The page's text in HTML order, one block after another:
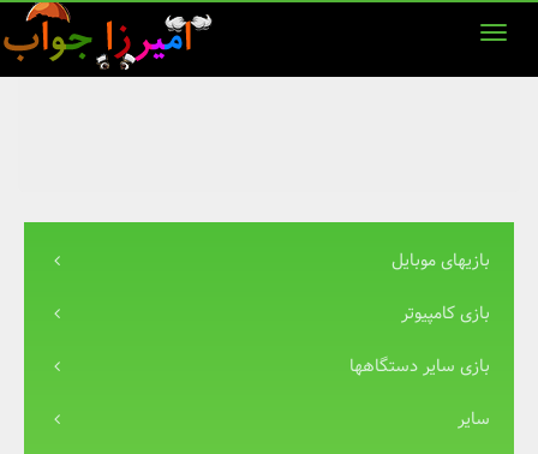
بازیهای موبایل
بازی کامپیوتر
بازی سایر دستگاهها
سایر